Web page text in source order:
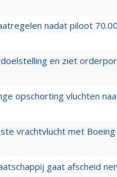
nadat piloot
en ziet
opschorting vluchten
vrachtvlucht met
gaat afscheid